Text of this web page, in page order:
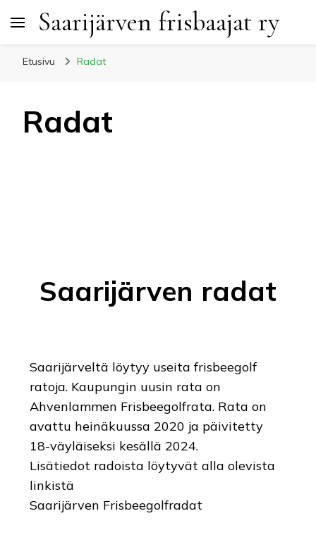
Saarijärven frisbaajat ry
Etusivu Radat
Radat
Saarijärven radat
Saarijärveltä löytyy useita frisbeegolf
ratoja. Kaupungin uusin rata on
Ahvenlammen Frisbeegolfrata. Rata on
avattu heinäkuussa 2020 ja päivitetty
18-väyläiseksi kesällä 2024.
Lisätiedot radoista löytyvät alla olevista
linkistä
Saarijärven Frisbeegolfradat